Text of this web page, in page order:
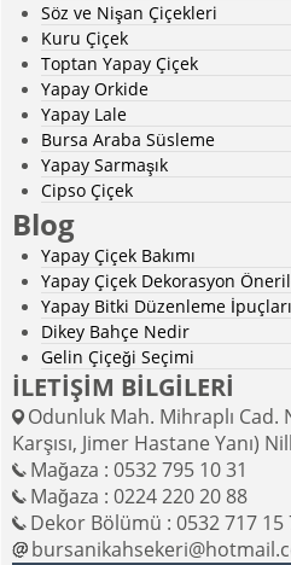
Söz ve Nişan Çiçekleri
Kuru Çiçek
Toptan Yapay Çiçek
Yapay Orkide
Yapay Lale
Bursa Araba Süsleme
Yapay Sarmaşık
Cipso Çiçek
Blog
Yapay Çiçek Bakımı
Yapay Çiçek Dekorasyon
Yapay Bitki Düzenleme İpuçları
Dikey Bahçe Nedir
Gelin Çiçeği Seçimi
İLETİŞİM BİLGİLERİ
Odunluk Mah. Mihraplı Cad.
Karşısı, Jimer Hastane Yanı)
Mağaza : 0532 795 10 31
Mağaza : 0224 220 20 88
Dekor Bölümü : 0532 717 15